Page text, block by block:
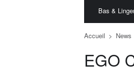
Bas &
Accueil > News
EGO